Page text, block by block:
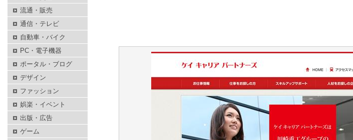
流通・販売
通信・テレビ
自動車・バイク
PC・電子機器
ポータル・ブログ
デザイン
ファッション
娯楽・イベント
出版・広告
ゲーム